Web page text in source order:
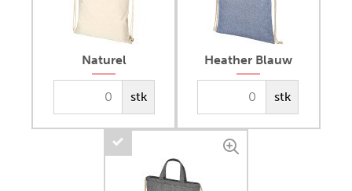
Naturel
stk
Heather Blauw
stk